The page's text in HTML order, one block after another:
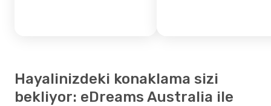
Hayalinizdeki konaklama sizi
bekliyor: eDreams Australia ile